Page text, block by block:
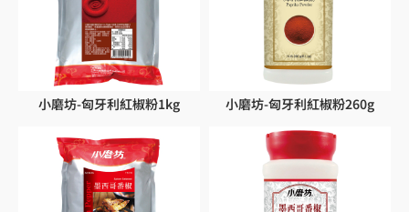
小磨坊-匈牙利紅椒粉1kg 小磨坊-匈牙利紅椒粉260g